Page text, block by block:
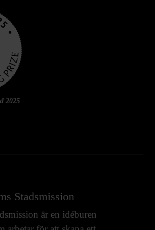
2025
Stadsmission
är en idéburen